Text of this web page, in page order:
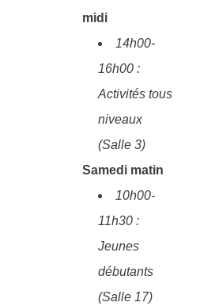
midi
14h00-
16h00 :
Activités tous
niveaux
(Salle 3)
Samedi matin
10h00-
11h30 :
Jeunes
débutants
(Salle 17)